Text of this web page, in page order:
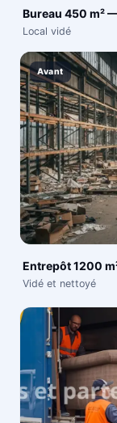
Bureau 450 m²
Local vidé
Avant
Entrepôt 1200
Vidé et nettoyé